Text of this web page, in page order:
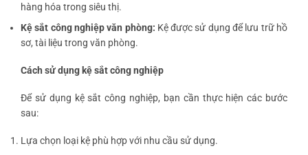
hàng hóa trong siêu thị.
Kệ sắt công nghiệp văn phòng: Kệ được sử dụng để lưu trữ hồ
sơ, tài liệu trong văn phòng.
Cách sử dụng kệ sắt công nghiệp
Để sử dụng kệ sắt công nghiệp, bạn cần thực hiện các bước
sau:
Lựa chọn loại kệ phù hợp với nhu cầu sử dụng.